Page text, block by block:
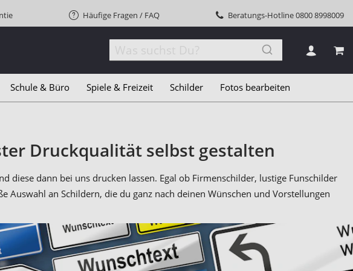
Häufige Fragen / FAQ Beratungs-Hotline0800 8998009
Schule & Büro Spiele & Freizeit Schilder Fotos bearbeiten
Druckqualität selbst gestalten
diese dann bei uns drucken lassen. Egal ob Firmenschilder, lustige Funschilder
an Schildern, die du ganz nach deinen Wünschen und Vorstellungen